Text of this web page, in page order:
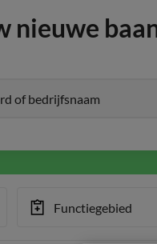
nieuwe
Functiegebied